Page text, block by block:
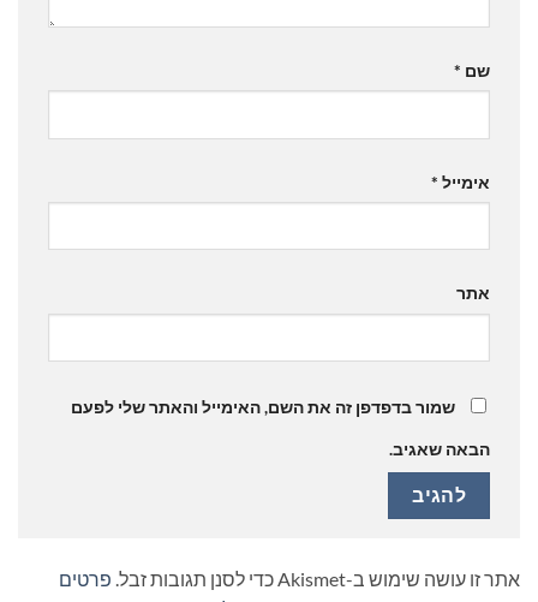
שם *
אימייל *
אתר
שמור בדפדפן זה את השם, האימייל והאתר שלי לפעם
הבאה שאגיב.
אתר זו עושה שימוש ב-Akismet כדי לסנן תגובות זבל.
פרטים